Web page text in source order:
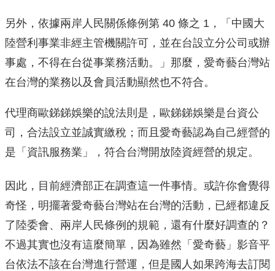
另外，依據兩岸人民關係條例第 40 條之 1，「中國大
陸營利事業非經主管機關許可，並在台設立分公司或辦
事處，不得在台從事業務活動。」那麼，愛奇藝台灣站
在台灣的業務以及會員活動顯然也不符合。
代理商歐銻銻娛樂的說法則是，歐銻銻娛樂是台資公
司，合法設立並誠實繳稅；而且愛奇藝認為自己經營的
是「資訊服務業」，符合台灣開放陸資經營的規定。
因此，目前經濟部正在調查這一件事情。或許你會覺得
奇怪，明擺著愛奇藝台灣站在台灣的活動，已經都違反
了陸委會、兩岸人民條例的規範，還有什麼好調查的？
不過其實也沒有這麼簡單，因為雖然「愛奇藝」影音平
台依法不該在台灣進行營運，但是國人如果跨海去訂閱